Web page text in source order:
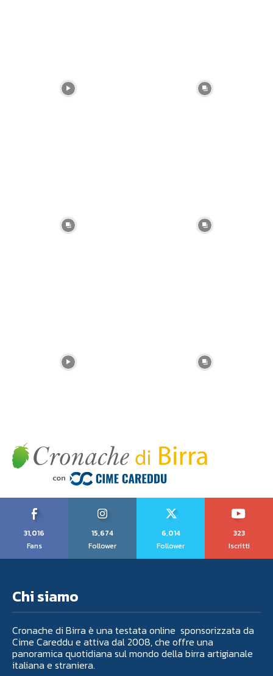
31,016
Fans
15,674
Follower
6,014
Follower
323
Iscritti
Chi siamo
Cronache di Birra è una testata online sponsorizzata da
Cime Careddu e attiva dal 2008, che offre una
panoramica quotidiana sul mondo della birra artigianale
italiana e straniera.